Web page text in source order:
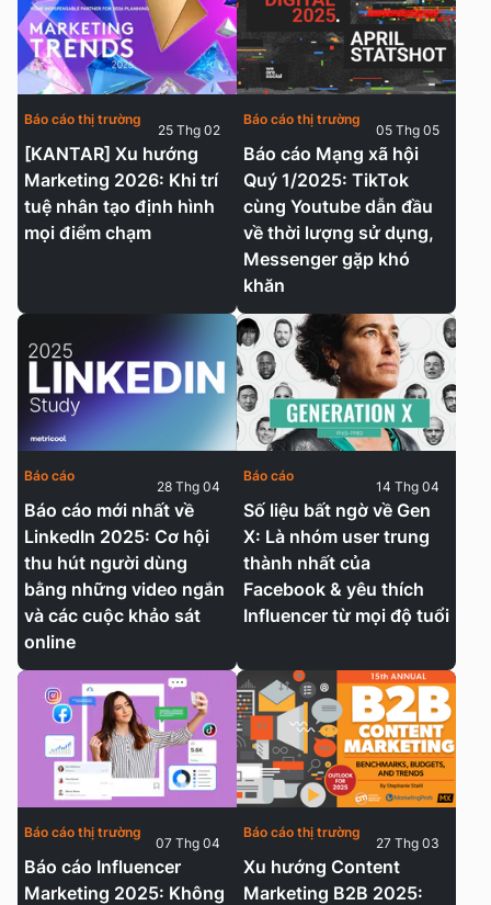
[KANTAR] Xu hướng
Marketing 2026: Khi trí
tuệ nhân tạo định hình
mọi điểm chạm
Báo cáo thị trường
25 Thg 02
Báo cáo Mạng xã hội
Quý 1/2025: TikTok
cùng Youtube dẫn đầu
về thời lượng sử dụng,
Messenger gặp khó
khăn
Báo cáo thị trường
05 Thg 05
Báo cáo mới nhất về
LinkedIn 2025: Cơ hội
thu hút người dùng
bằng những video ngắn
và các cuộc khảo sát
online
Báo cáo
28 Thg 04
Số liệu bất ngờ về Gen
X: Là nhóm user trung
thành nhất của
Facebook & yêu thích
Influencer từ mọi độ tuổi
Báo cáo
14 Thg 04
Báo cáo Influencer
Marketing 2025: Không
Báo cáo thị trường
07 Thg 04
Xu hướng Content
Marketing B2B 2025:
Báo cáo thị trường
27 Thg 03